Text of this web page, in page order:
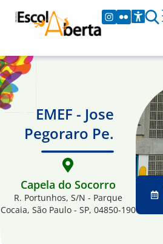
EMEF - Jose
Pegoraro Pe.
Capela do Socorro
R. Portunhos, S/N - Parque
Cocaia, São Paulo - SP, 04850-190